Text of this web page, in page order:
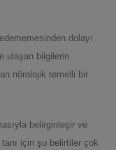
dolayı
ulaşan bilgilerin
nörolojik temelli bir
belirginleşir ve
için şu belirtiler çok